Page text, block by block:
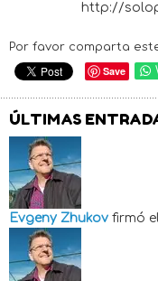
http://
Por favor comparta
Save
ÚLTIMAS
Evgeny Zhukov firmó